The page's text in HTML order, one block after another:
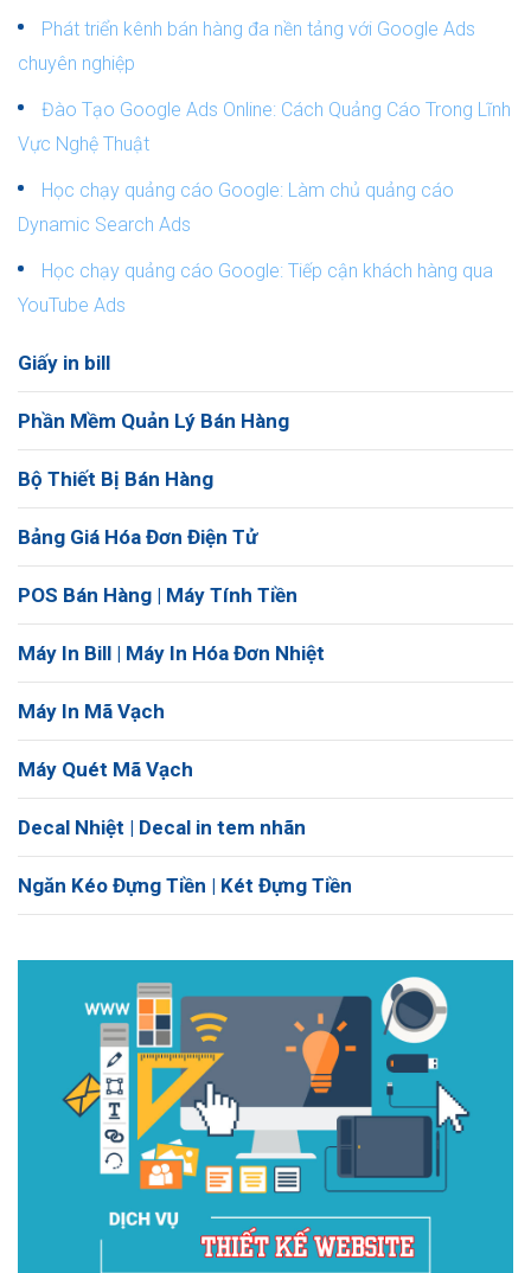
Phát triển kênh bán hàng đa nền tảng với Google Ads
chuyên nghiệp
Đào Tạo Google Ads Online: Cách Quảng Cáo Trong Lĩnh
Vực Nghệ Thuật
Học chạy quảng cáo Google: Làm chủ quảng cáo
Dynamic Search Ads
Học chạy quảng cáo Google: Tiếp cận khách hàng qua
YouTube Ads
Giấy in bill
Phần Mềm Quản Lý Bán Hàng
Bộ Thiết Bị Bán Hàng
Bảng Giá Hóa Đơn Điện Tử
POS Bán Hàng | Máy Tính Tiền
Máy In Bill | Máy In Hóa Đơn Nhiệt
Máy In Mã Vạch
Máy Quét Mã Vạch
Decal Nhiệt | Decal in tem nhãn
Ngăn Kéo Đựng Tiền | Két Đựng Tiền